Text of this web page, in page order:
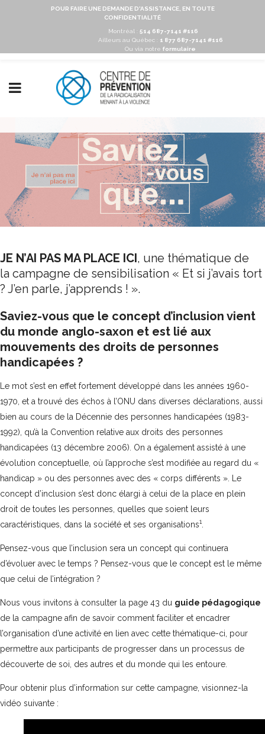
POUR FAIRE UNE DEMANDE D'ASSISTANCE, EN TOUTE
CONFIDENTIALITÉ
Montréal : 514 687-7141 #116
Ailleurs au Québec :
1 877 687-7141 #116
Ou via notre formulaire
JE N’AI PAS MA PLACE ICI, une thématique de
la campagne de sensibilisation « Et si j’avais tort
? J’en parle, j’apprends ! ».
Saviez-vous que le concept d’inclusion vient
du monde anglo-saxon et est lié aux
mouvements des droits de personnes
handicapées ?
Le mot s’est en effet fortement développé dans les années 1960-
1970, et a trouvé des échos à l’ONU dans diverses déclarations, aussi
bien au cours de la Décennie des personnes handicapées (1983-
1992), qu’à la Convention relative aux droits des personnes
handicapées (13 décembre 2006). On a également assisté à une
évolution conceptuelle, où l’approche s’est modifiée au regard du «
handicap » ou des personnes avec des « corps différents ». Le
concept d’inclusion s’est donc élargi à celui de la place en plein
droit de toutes les personnes, quelles que soient leurs
caractéristiques, dans la société et ses organisations1.
Pensez-vous que l’inclusion sera un concept qui continuera
d’évoluer avec le temps ? Pensez-vous que le concept est le même
que celui de l’intégration ?
Nous vous invitons à consulter la page 43 du guide pédagogique
de la campagne afin de savoir comment faciliter et encadrer
l’organisation d’une activité en lien avec cette thématique-ci, pour
permettre aux participants de progresser dans un processus de
découverte de soi, des autres et du monde qui les entoure.
Pour obtenir plus d’information sur cette campagne, visionnez-la
vidéo suivante :